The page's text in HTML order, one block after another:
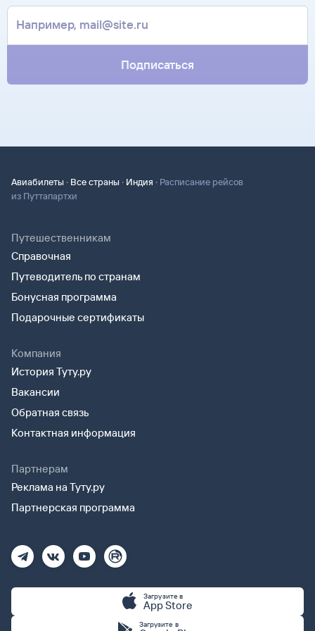
Она может пригодиться на паспортном контроле
за границей, хотя для посадки в самолет вам понадобится
только паспорт.
билет. Вы можете связаться с ним напрямую.
Подписаться
Авиабилеты · Все страны · Индия · Расписание рейсов
из Путтапартхи
Путешественникам
Справочная
Путеводитель по странам
Бонусная программа
Подарочные сертификаты
Компания
История Туту.ру
Вакансии
Обратная связь
Контактная информация
Партнерам
Реклама на Туту.ру
Партнерская программа
Загрузите в
App Store
Загрузите в